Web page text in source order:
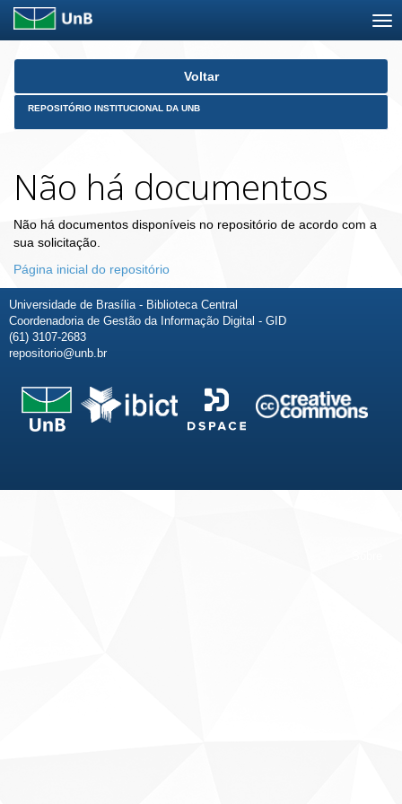
Skip
Voltar
REPOSITÓRIO INSTITUCIONAL DA UNB
Não há documentos
Não há documentos disponíveis no repositório de acordo com a
sua solicitação.
Página inicial do repositório
Universidade de Brasília - Biblioteca Central
Coordenadoria de Gestão da Informação Digital - GID
(61) 3107-2683
repositorio@unb.br